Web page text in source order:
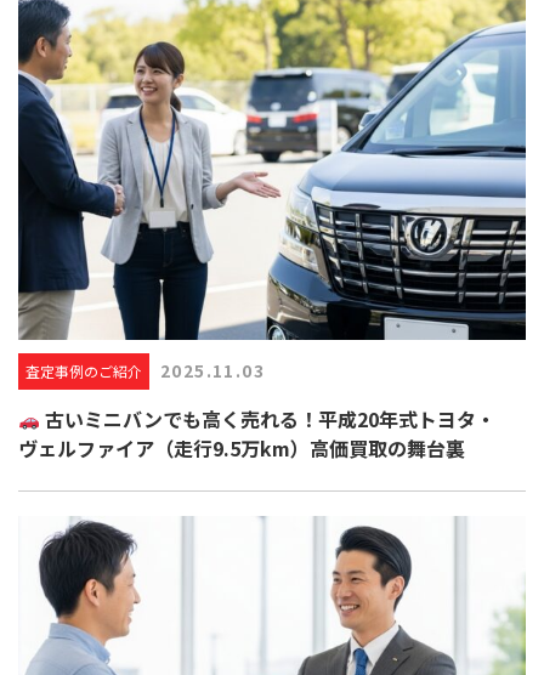
査定事例のご紹介 2025.11.03
古いミニバンでも高く売れる！平成20年式トヨタ・
ヴェルファイア（走行9.5万km）高価買取の舞台裏